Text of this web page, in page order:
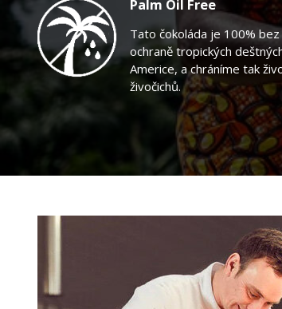
Palm Oil Free
Tato čokoláda je 100%
ochraně tropických
Americe, a chráníme tak
živočichů.